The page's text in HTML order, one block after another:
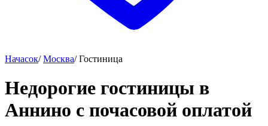
Начасок/ Москва/ Гостиница
Недорогие гостиницы в
Аннино c почасовой оплатой